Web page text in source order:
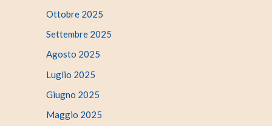
Ottobre 2025
Settembre 2025
Agosto 2025
Luglio 2025
Giugno 2025
Maggio 2025